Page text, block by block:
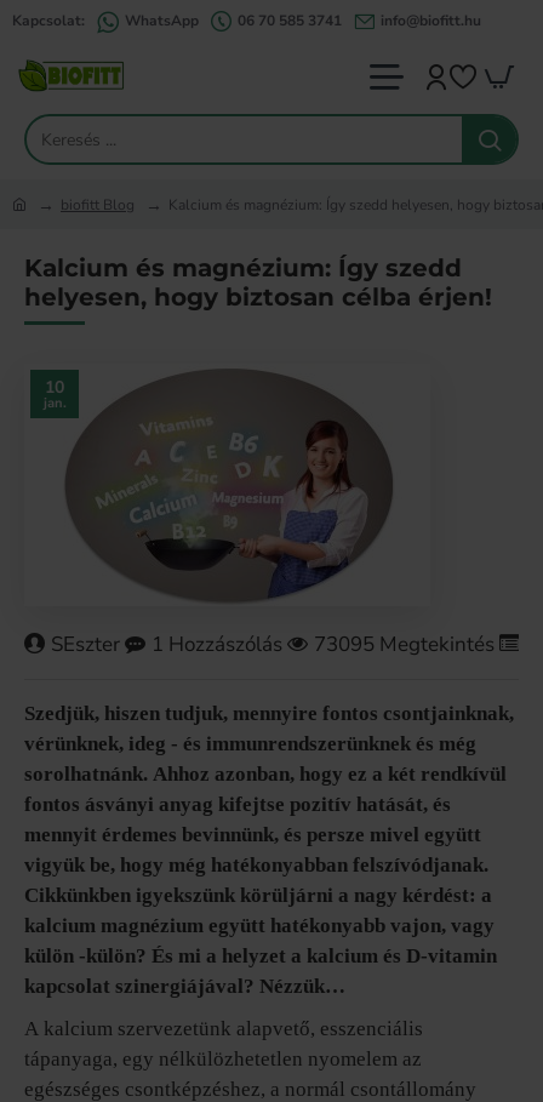
Kapcsolat: WhatsApp 06 70 585 3741 info@biofitt.hu
Keresés
biofitt Blog Kalcium és magnézium: Így szedd helyesen, hogy
Kalcium és magnézium: Így szedd
helyesen, hogy biztosan célba érjen!
10
jan.
SEszter 1 Hozzászólás 73095 Megtekintés
Szedjük, hiszen tudjuk, mennyire fontos csontjainknak,
vérünknek, ideg - és immunrendszerünknek és még
sorolhatnánk. Ahhoz azonban, hogy ez a két rendkívül
fontos ásványi anyag kifejtse pozitív hatását, és
mennyit érdemes bevinnünk, és persze mivel együtt
vigyük be, hogy még hatékonyabban felszívódjanak.
Cikkünkben igyekszünk körüljárni a nagy kérdést: a
kalcium magnézium együtt hatékonyabb vajon, vagy
külön -külön? És mi a helyzet a kalcium és D-vitamin
kapcsolat szinergiájával? Nézzük…
A kalcium szervezetünk alapvető, esszenciális
tápanyaga, egy nélkülözhetetlen nyomelem az
egészséges csontképzéshez, a normál csontállomány